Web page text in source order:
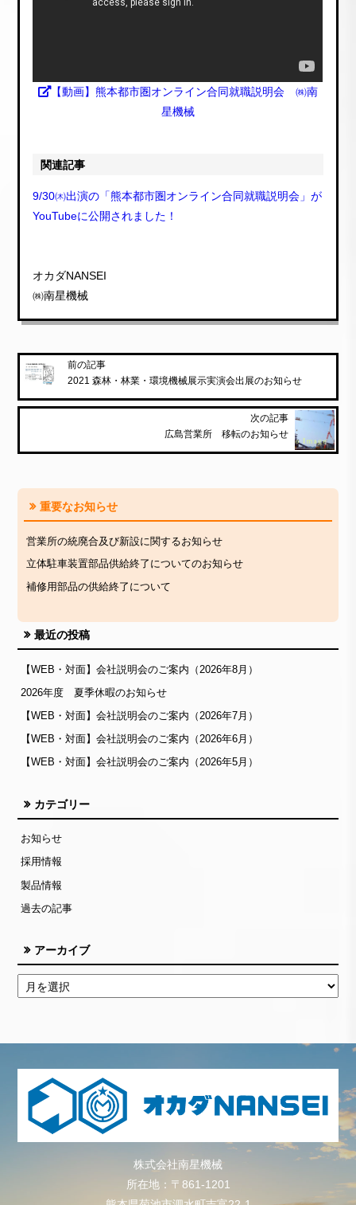
【動画】熊本都市圏オンライン合同就職説明会 ㈱南
星機械
関連記事
9/30㈭出演の「熊本都市圏オンライン合同就職説明会」が
YouTubeに公開されました！
オカダNANSEI
㈱南星機械
前の記事
2021 森林・林業・環境機械展示実演会出展のお知らせ
次の記事
広島営業所 移転のお知らせ
重要なお知らせ
営業所の統廃合及び新設に関するお知らせ
立体駐車装置部品供給終了についてのお知らせ
補修用部品の供給終了について
最近の投稿
【WEB・対面】会社説明会のご案内（2026年8月）
2026年度 夏季休暇のお知らせ
【WEB・対面】会社説明会のご案内（2026年7月）
【WEB・対面】会社説明会のご案内（2026年6月）
【WEB・対面】会社説明会のご案内（2026年5月）
カテゴリー
お知らせ
採用情報
製品情報
過去の記事
アーカイブ
株式会社南星機械
所在地：〒861-1201